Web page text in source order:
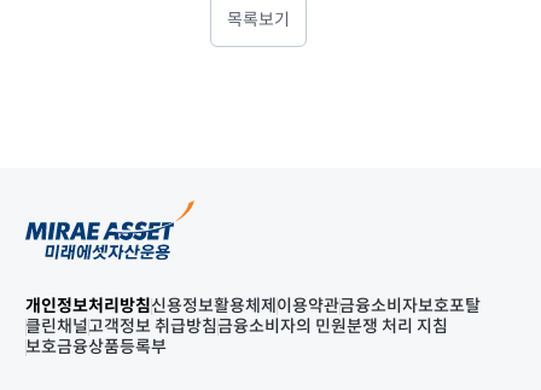
목록보기
개인정보처리방침신용정보활용체제 이용약관금융소비자보호포탈
클린채널고객정보 취급방침금융소비자의 민원분쟁 처리 지침
보호금융상품등록부